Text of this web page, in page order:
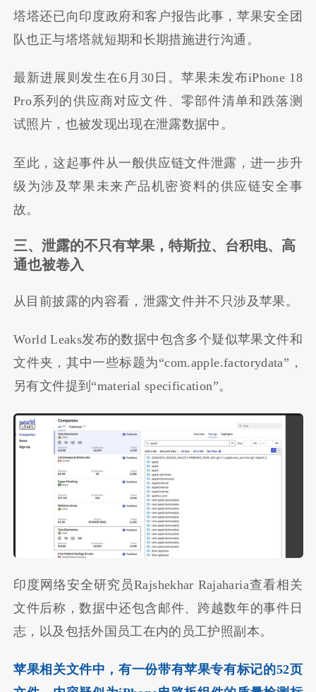
塔塔还已向印度政府和客户报告此事，苹果安全团
队也正与塔塔就短期和长期措施进行沟通。
最新进展则发生在6月30日。苹果未发布iPhone 18
Pro系列的供应商对应文件、零部件清单和跌落测
试照片，也被发现出现在泄露数据中。
至此，这起事件从一般供应链文件泄露，进一步升
级为涉及苹果未来产品机密资料的供应链安全事
故。
三、泄露的不只有苹果，特斯拉、台积电、高
通也被卷入
从目前披露的内容看，泄露文件并不只涉及苹果。
World Leaks发布的数据中包含多个疑似苹果文件和
文件夹，其中一些标题为“com.apple.factorydata”，
另有文件提到“material specification”。
印度网络安全研究员Rajshekhar Rajaharia查看相关
文件后称，数据中还包含邮件、跨越数年的事件日
志，以及包括外国员工在内的员工护照副本。
苹果相关文件中，有一份带有苹果专有标记的52页